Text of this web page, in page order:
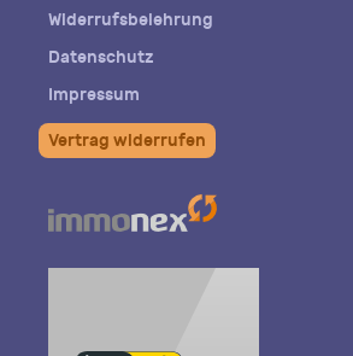
Widerrufsbelehrung
Datenschutz
Impressum
Vertrag widerrufen